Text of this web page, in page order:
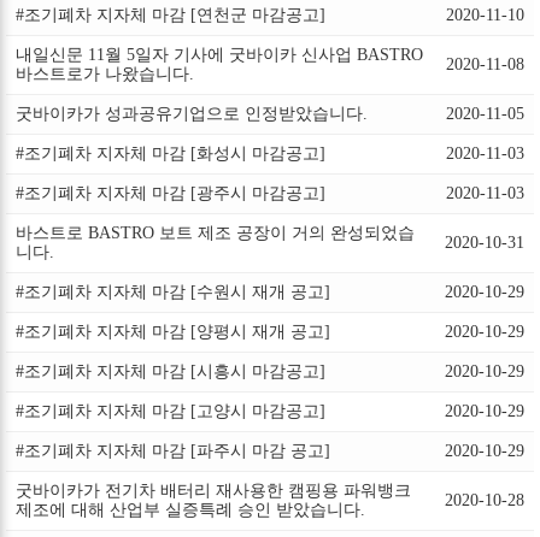
#조기폐차 지자체 마감 [연천군 마감공고] 2020-11-10
내일신문 11월 5일자 기사에 굿바이카 신사업 BASTRO
바스트로가 나왔습니다.
2020-11-08
굿바이카가 성과공유기업으로 인정받았습니다. 2020-11-05
#조기폐차 지자체 마감 [화성시 마감공고] 2020-11-03
#조기폐차 지자체 마감 [광주시 마감공고] 2020-11-03
바스트로 BASTRO 보트 제조 공장이 거의 완성되었습
니다.
2020-10-31
#조기폐차 지자체 마감 [수원시 재개 공고] 2020-10-29
#조기폐차 지자체 마감 [양평시 재개 공고] 2020-10-29
#조기폐차 지자체 마감 [시흥시 마감공고] 2020-10-29
#조기폐차 지자체 마감 [고양시 마감공고] 2020-10-29
#조기폐차 지자체 마감 [파주시 마감 공고] 2020-10-29
굿바이카가 전기차 배터리 재사용한 캠핑용 파워뱅크
제조에 대해 산업부 실증특례 승인 받았습니다.
2020-10-28